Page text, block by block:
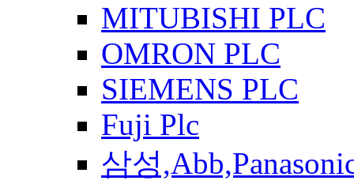
MITUBISHI PLC
OMRON PLC
SIEMENS PLC
Fuji Plc
삼성